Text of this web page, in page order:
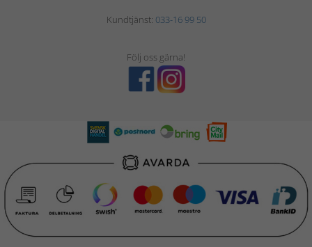
Kundtjänst: 033-16 99 50
Följ oss gärna!